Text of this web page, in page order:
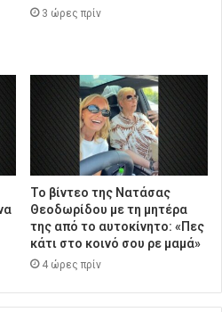
3 ώρες πρίν
Το βίντεο της Νατάσας
Θεοδωρίδου με τη μητέρα
της από το αυτοκίνητο: «Πες
κάτι στο κοινό σου ρε μαμά»
4 ώρες πρίν